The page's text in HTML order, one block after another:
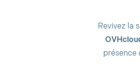
Revivez la
présence